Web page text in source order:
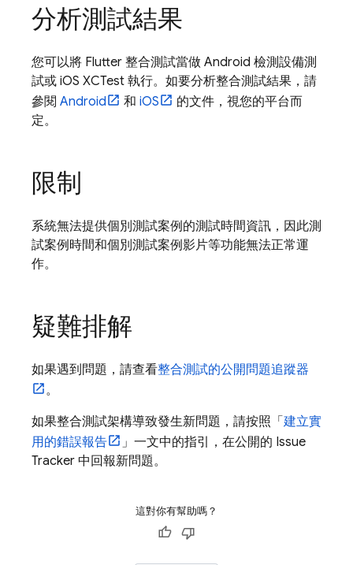
分析測試結果
您可以將 Flutter 整合測試當做 Android 檢測設備測
試或 iOS XCTest 執行。如要分析整合測試結果，請
參閱 Android 和 iOS
的文件，視您的平台而
定。
限制
系統無法提供個別測試案例的測試時間資訊，因此測
試案例時間和個別測試案例影片等功能無法正常運
作。
疑難排解
如果遇到問題，請查看整合測試的公開問題追蹤器
。
如果整合測試架構導致發生新問題，請按照「 建立實
用的錯誤報告
」一文中的指引，在公開的 Issue
Tracker 中回報新問題。
這對你有幫助嗎？